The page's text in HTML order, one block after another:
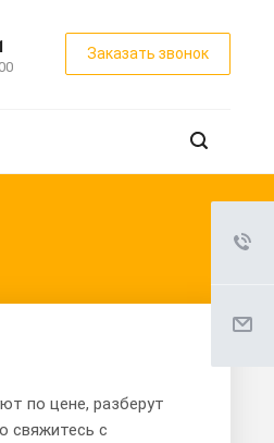
Заказать звонок
по цене, разберут
свяжитесь с